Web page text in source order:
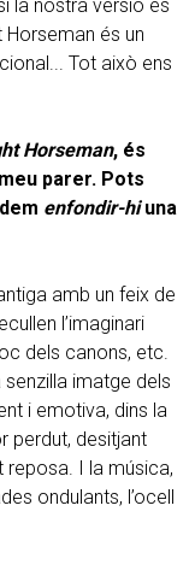
la nostra versió és
Horseman és un
Tot això ens
Horseman, és
parer. Pots
enfondir-hiuna
amb un feix de
l’imaginari
dels canons, etc.
imatge dels
i emotiva, dins la
perdut, desitjant
reposa. I la música,
ondulants, l’ocell